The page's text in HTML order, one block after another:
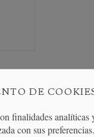
DE
finalidades analíticas
con sus